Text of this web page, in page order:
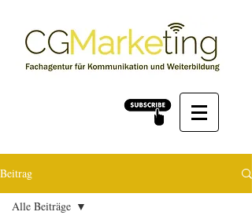
Beitrag
Alle Beiträge